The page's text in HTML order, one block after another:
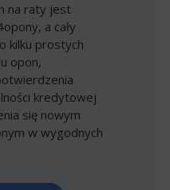
na raty jest
a cały
kilku prostych
opon,
kredytowej
się nowym
w wygodnych